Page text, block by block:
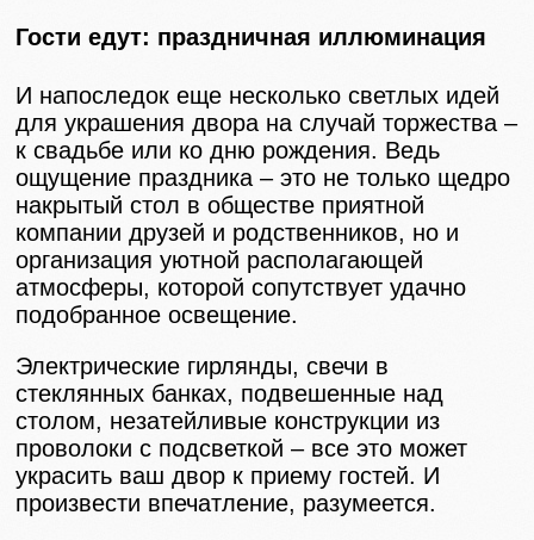
Гости едут: праздничная иллюминация
И напоследок еще несколько светлых идей
для украшения двора на случай торжества –
к свадьбе или ко дню рождения. Ведь
ощущение праздника – это не только щедро
накрытый стол в обществе приятной
компании друзей и родственников, но и
организация уютной располагающей
атмосферы, которой сопутствует удачно
подобранное освещение.
Электрические гирлянды, свечи в
стеклянных банках, подвешенные над
столом, незатейливые конструкции из
проволоки с подсветкой – все это может
украсить ваш двор к приему гостей. И
произвести впечатление, разумеется.